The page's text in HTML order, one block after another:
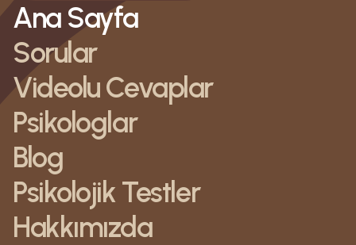
Ana Sayfa
Sorular
Videolu Cevaplar
Psikologlar
Blog
Psikolojik Testler
Hakkımızda